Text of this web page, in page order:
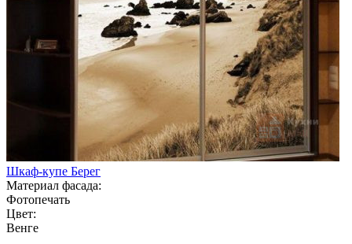
Шкаф-купе Берег
Материал фасада:
Фотопечать
Цвет:
Венге